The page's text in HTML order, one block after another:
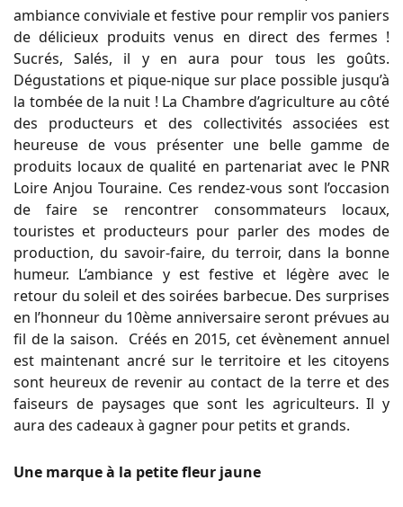
ambiance conviviale et festive pour remplir vos paniers
de délicieux produits venus en direct des fermes !
Sucrés, Salés, il y en aura pour tous les goûts.
Dégustations et pique-nique sur place possible jusqu’à
la tombée de la nuit ! La Chambre d’agriculture au côté
des producteurs et des collectivités associées est
heureuse de vous présenter une belle gamme de
produits locaux de qualité en partenariat avec le PNR
Loire Anjou Touraine. Ces rendez-vous sont l’occasion
de faire se rencontrer consommateurs locaux,
touristes et producteurs pour parler des modes de
production, du savoir-faire, du terroir, dans la bonne
humeur. L’ambiance y est festive et légère avec le
retour du soleil et des soirées barbecue. Des surprises
en l’honneur du 10ème anniversaire seront prévues au
fil de la saison. Créés en 2015, cet évènement annuel
est maintenant ancré sur le territoire et les citoyens
sont heureux de revenir au contact de la terre et des
faiseurs de paysages que sont les agriculteurs. Il y
aura des cadeaux à gagner pour petits et grands.
Une marque à la petite fleur jaune